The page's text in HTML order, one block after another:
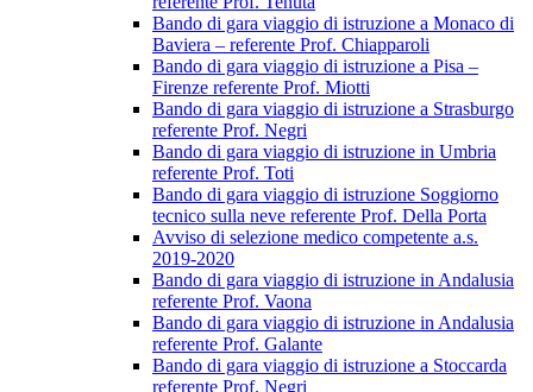
Bando di gara viaggio di istruzione a Monaco di
Baviera – referente Prof. Chiapparoli
Bando di gara viaggio di istruzione a Pisa –
Firenze referente Prof. Miotti
Bando di gara viaggio di istruzione a Strasburgo
referente Prof. Negri
Bando di gara viaggio di istruzione in Umbria
referente Prof. Toti
Bando di gara viaggio di istruzione Soggiorno
tecnico sulla neve referente Prof. Della Porta
Avviso di selezione medico competente a.s.
2019-2020
Bando di gara viaggio di istruzione in Andalusia
referente Prof. Vaona
Bando di gara viaggio di istruzione in Andalusia
referente Prof. Galante
Bando di gara viaggio di istruzione a Stoccarda
referente Prof. Negri